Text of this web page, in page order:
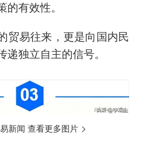
的有效性。
贸易往来，更是向国内民
递独立自主的信号。
新闻 查看更多图片